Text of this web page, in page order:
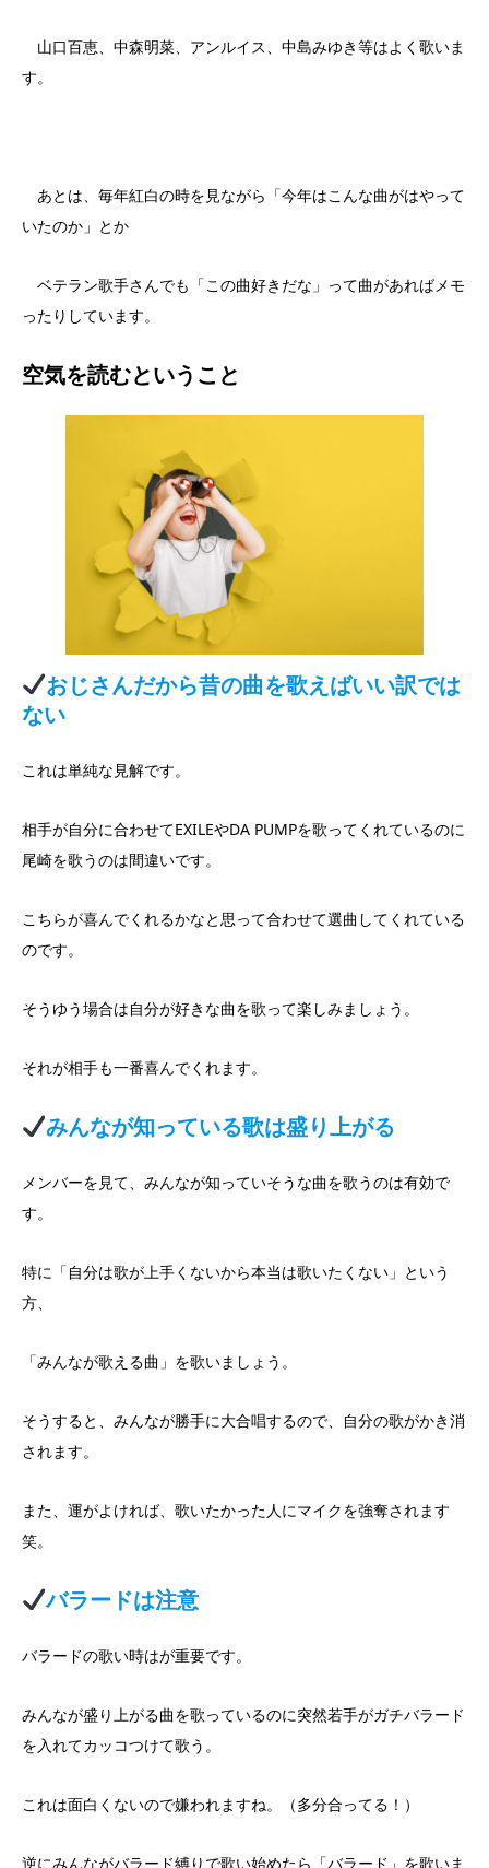
山口百恵、中森明菜、アンルイス、中島みゆき等はよく歌いま
す。
あとは、毎年紅白の時を見ながら「今年はこんな曲がはやって
いたのか」とか
ベテラン歌手さんでも「この曲好きだな」って曲があればメモ
ったりしています。
空気を読むということ
おじさんだから昔の曲を歌えばいい訳では
ない
これは単純な見解です。
相手が自分に合わせてEXILEやDA PUMPを歌ってくれているのに
尾崎を歌うのは間違いです。
こちらが喜んでくれるかなと思って合わせて選曲してくれている
のです。
そうゆう場合は自分が好きな曲を歌って楽しみましょう。
それが相手も一番喜んでくれます。
みんなが知っている歌は盛り上がる
メンバーを見て、みんなが知っていそうな曲を歌うのは有効で
す。
特に「自分は歌が上手くないから本当は歌いたくない」という
方、
「みんなが歌える曲」を歌いましょう。
そうすると、みんなが勝手に大合唱するので、自分の歌がかき消
されます。
また、運がよければ、歌いたかった人にマイクを強奪されます
笑。
バラードは注意
バラードの歌い時はが重要です。
みんなが盛り上がる曲を歌っているのに突然若手がガチバラード
を入れてカッコつけて歌う。
これは面白くないので嫌われますね。（多分合ってる！）
逆にみんながバラード縛りで歌い始めたら「バラード」を歌いま